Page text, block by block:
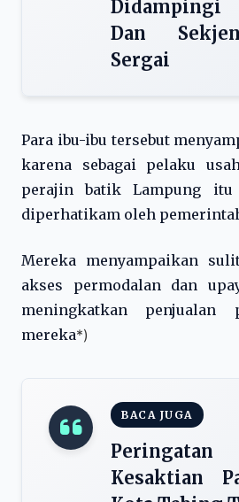
Didampingi
Dan
Sergai
Para ibu-ibu tersebut
karena sebagai pelaku
perajin batik Lampung itu
diperhatikam oleh
Mereka menyampaikan
akses permodalan dan
meningkatkan penjualan
mereka*)
BACA JUGA
Kesaktian